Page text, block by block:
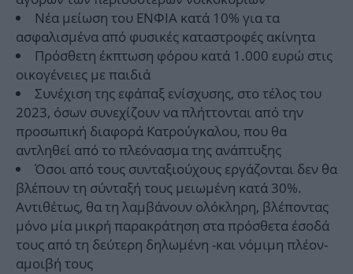
Νέα μείωση του ΕΝΦΙΑ κατά 10% για τα
ασφαλισμένα από φυσικές καταστροφές ακίνητα
Πρόσθετη έκπτωση φόρου κατά 1.000 ευρώ στις
οικογένειες με παιδιά
Συνέχιση της εφάπαξ ενίσχυσης, στο τέλος του
2023, όσων συνεχίζουν να πλήττονται από την
προσωπική διαφορά Κατρούγκαλου, που θα
αντληθεί από το πλεόνασμα της ανάπτυξης
Όσοι από τους συνταξιούχους εργάζονται δεν θα
βλέπουν τη σύνταξή τους μειωμένη κατά 30%.
Αντιθέτως, θα τη λαμβάνουν ολόκληρη, βλέποντας
μόνο μία μικρή παρακράτηση στα πρόσθετα έσοδά
τους από τη δεύτερη δηλωμένη -και νόμιμη πλέον-
αμοιβή τους